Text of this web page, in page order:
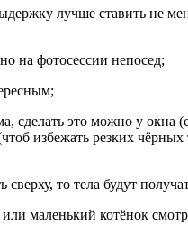
лучше ставить не
на фотосессии непосед;
это можно у окна
избежать резких
то тела будут
маленький котёнок